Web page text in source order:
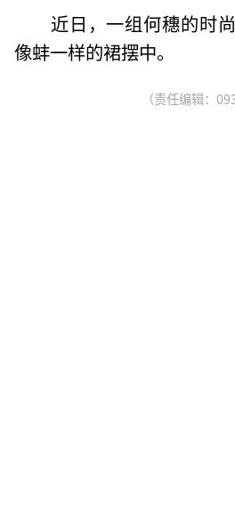
近日，一组何穗的时
像蚌一样的裙摆中。
（责任编辑：